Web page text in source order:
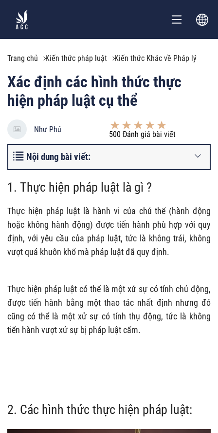
Trang chủ Kiến thức pháp luật Kiến thức Khác về Pháp lý
Xác định các hình thức thực
hiện pháp luật cụ thể
Như Phú
500 Đánh giá bài viết
Nội dung bài viết:
1. Thực hiện pháp luật là gì ?
Thực hiện pháp luật là hành vi của chủ thể (hành động
hoặc không hành động) được tiến hành phù hợp với quy
định, với yêu cầu của pháp luật, tức là không trái, không
vượt quá khuôn khổ mà pháp luật đã quy định.
Thực hiện pháp luật có thể là một xử sự có tính chủ động,
được tiến hành bằng một thao tác nhất định nhưng đó
cũng có thể là một xử sự có tính thụ động, tức là không
tiến hành vượt xử sự bị pháp luật cấm.
2. Các hình thức thực hiện pháp luật: